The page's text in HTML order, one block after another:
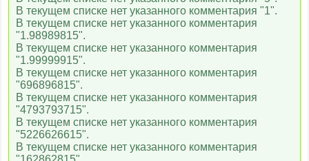
В текущем списке нет указанного комментария "1".
В текущем списке нет указанного комментария
"1.98989815".
В текущем списке нет указанного комментария
"1.99999915".
В текущем списке нет указанного комментария
"696896815".
В текущем списке нет указанного комментария
"4793793715".
В текущем списке нет указанного комментария
"5226626615".
В текущем списке нет указанного комментария